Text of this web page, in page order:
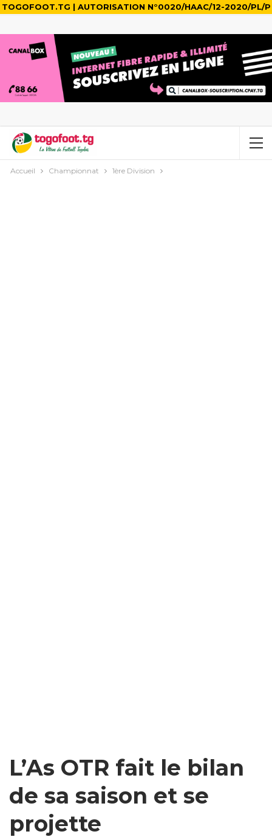
TOGOFOOT.TG | AUTORISATION N°0020/HAAC/12-2020/PL/P
Accueil Championnat 1ère Division
L’As OTR fait le bilan
de sa saison et se
projette